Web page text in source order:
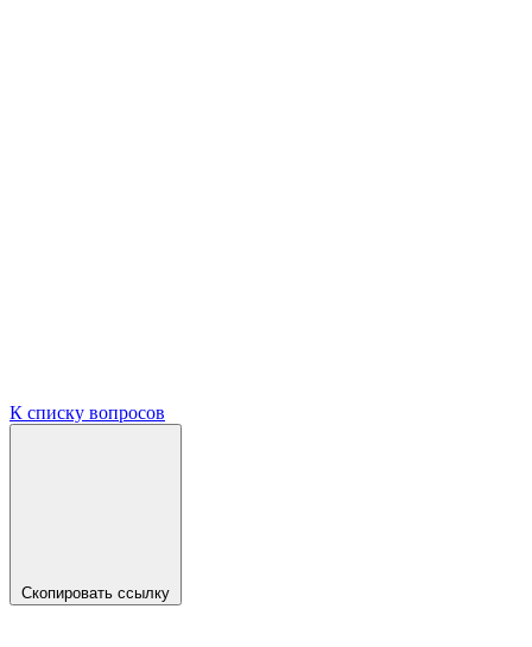
К списку вопросов
Скопировать ссылку